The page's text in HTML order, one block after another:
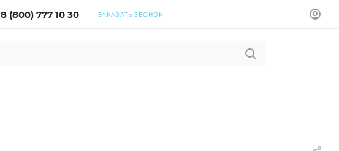
8 (800) 777 10 30 ЗАКАЗАТЬ ЗВОНОК